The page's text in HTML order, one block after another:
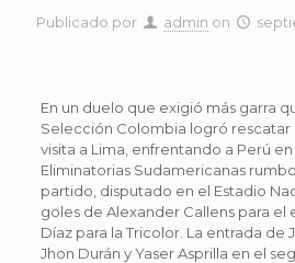
Publicado por admin on
En un duelo que exigió más garra
Selección Colombia logró rescatar
visita a Lima, enfrentando a Perú
Eliminatorias Sudamericanas
partido, disputado en el Estadio
goles de Alexander Callens para el
Díaz para la Tricolor. La entrada de
Jhon Durán y Yaser Asprilla en el